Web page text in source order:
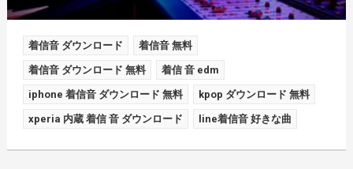
着信音 ダウンロード 着信音 無料
着信音 ダウンロード 無料 着信 音 edm
iphone 着信音 ダウンロード 無料 kpop ダウンロード 無料
xperia 内蔵 着信 音 ダウンロード line着信音 好きな曲